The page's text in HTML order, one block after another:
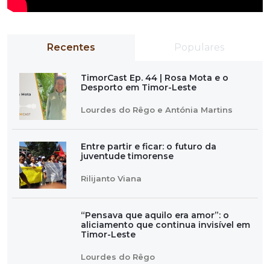
Recentes Populares
TimorCast Ep. 44 | Rosa Mota e o
Desporto em Timor-Leste
Lourdes do Rêgo e Antónia Martins
Entre partir e ficar: o futuro da
juventude timorense
Rilijanto Viana
“Pensava que aquilo era amor”: o
aliciamento que continua invisível em
Timor-Leste
Lourdes do Rêgo